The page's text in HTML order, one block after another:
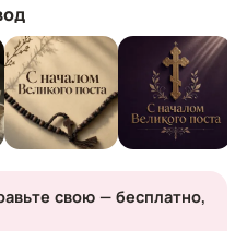
свою — бесплатно,